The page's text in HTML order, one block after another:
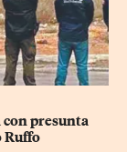
con presunta
Ruffo